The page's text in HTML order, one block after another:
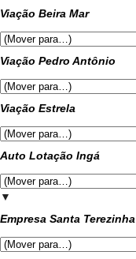
Viação Beira Mar
Viação Pedro Antônio
Viação Estrela
Auto Lotação Ingá
▼
Empresa Santa Terezinha